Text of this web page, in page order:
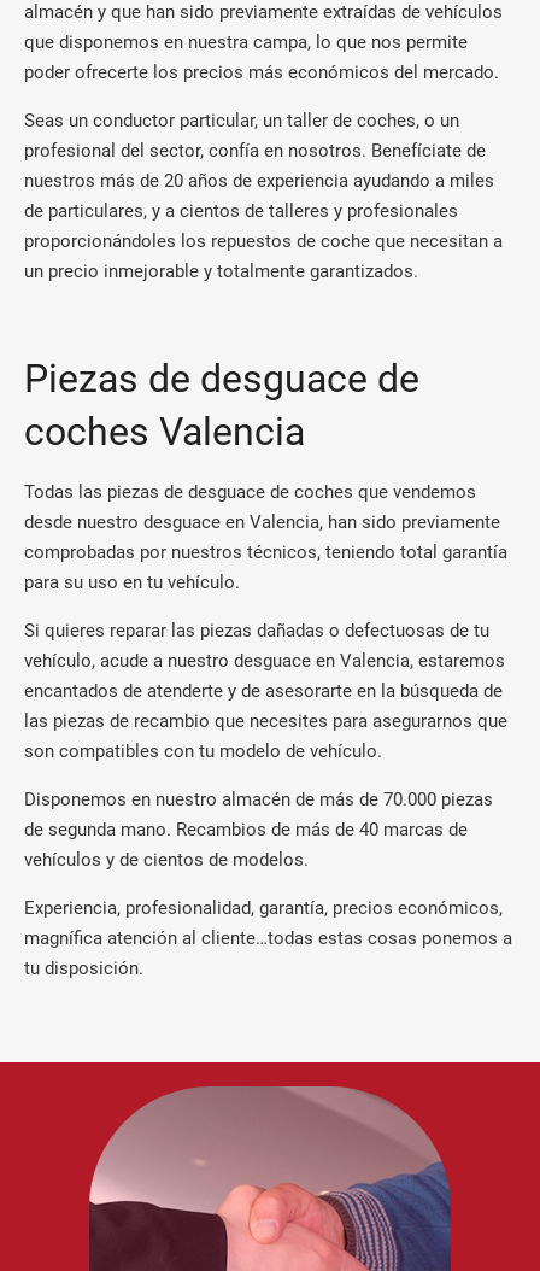
almacén y que han sido previamente extraídas de vehículos
que disponemos en nuestra campa, lo que nos permite
poder ofrecerte los precios más económicos del mercado.
Seas un conductor particular, un taller de coches, o un
profesional del sector, confía en nosotros. Benefíciate de
nuestros más de 20 años de experiencia ayudando a miles
de particulares, y a cientos de talleres y profesionales
proporcionándoles los repuestos de coche que necesitan a
un precio inmejorable y totalmente garantizados.
Piezas de desguace de
coches Valencia
Todas las piezas de desguace de coches que vendemos
desde nuestro desguace en Valencia, han sido previamente
comprobadas por nuestros técnicos, teniendo total garantía
para su uso en tu vehículo.
Si quieres reparar las piezas dañadas o defectuosas de tu
vehículo, acude a nuestro desguace en Valencia, estaremos
encantados de atenderte y de asesorarte en la búsqueda de
las piezas de recambio que necesites para asegurarnos que
son compatibles con tu modelo de vehículo.
Disponemos en nuestro almacén de más de 70.000 piezas
de segunda mano. Recambios de más de 40 marcas de
vehículos y de cientos de modelos.
Experiencia, profesionalidad, garantía, precios económicos,
magnífica atención al cliente…todas estas cosas ponemos a
tu disposición.